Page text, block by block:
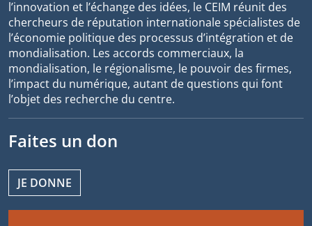
l’innovation et l’échange des idées, le CEIM réunit des
chercheurs de réputation internationale spécialistes de
l’économie politique des processus d’intégration et de
mondialisation. Les accords commerciaux, la
mondialisation, le régionalisme, le pouvoir des firmes,
l’impact du numérique, autant de questions qui font
l’objet des recherche du centre.
Faites un don
JE DONNE